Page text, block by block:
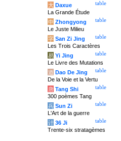
table
大 Daxue
La Grande Étude
table
中 Zhongyong
Le Juste Milieu
table
字 San Zi Jing
Les Trois Caractères
table
易 Yi Jing
Le Livre des Mutations
table
道 Dao De Jing
De la Voie et la Vertu
table
唐 Tang Shi
300 poèmes Tang
table
兵 Sun Zi
L'Art de la guerre
table
计 36 Ji
Trente-six stratagèmes